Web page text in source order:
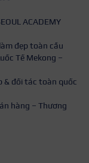
ACADEMY
đẹp toàn cầu
Tế Mekong –
& đối tác toàn quốc
hàng – Thương